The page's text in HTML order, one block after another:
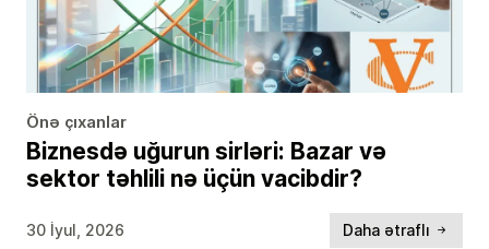
Önə çıxanlar
Biznesdə uğurun sirləri: Bazar və
sektor təhlili nə üçün vacibdir?
30 İyul, 2026 Daha ətraflı